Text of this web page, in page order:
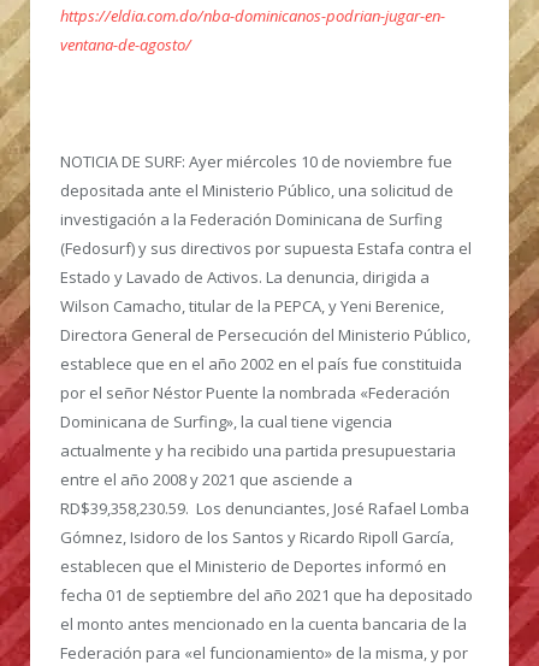
https://eldia.com.do/nba-dominicanos-podrian-jugar-en-
ventana-de-agosto/
NOTICIA DE SURF: Ayer miércoles 10 de noviembre fue
depositada ante el Ministerio Público, una solicitud de
investigación a la Federación Dominicana de Surfing
(Fedosurf) y sus directivos por supuesta Estafa contra el
Estado y Lavado de Activos. La denuncia, dirigida a
Wilson Camacho, titular de la PEPCA, y Yeni Berenice,
Directora General de Persecución del Ministerio Público,
establece que en el año 2002 en el país fue constituida
por el señor Néstor Puente la nombrada «Federación
Dominicana de Surfing», la cual tiene vigencia
actualmente y ha recibido una partida presupuestaria
entre el año 2008 y 2021 que asciende a
RD$39,358,230.59. Los denunciantes, José Rafael Lomba
Gómnez, Isidoro de los Santos y Ricardo Ripoll García,
establecen que el Ministerio de Deportes informó en
fecha 01 de septiembre del año 2021 que ha depositado
el monto antes mencionado en la cuenta bancaria de la
Federación para «el funcionamiento» de la misma, y por